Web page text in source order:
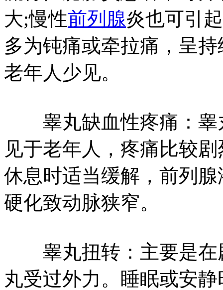
大;慢性前列腺炎也可引
多为钝痛或牵拉痛，呈
老年人少见。
睾丸缺血性疼痛：
见于老年人，疼痛比较
休息时适当缓解，前列
硬化致动脉狭窄。
睾丸扭转：主要是在
丸受过外力。睡眠或安